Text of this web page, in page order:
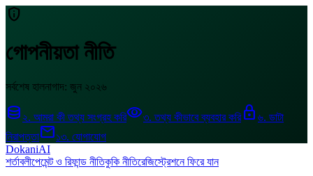
privacy_tip
গোপনীয়তা নীতি
সর্বশেষ হালনাগাদ: জুন ২০২৬
database ২. আমরা কী তথ্য সংগ্রহ করিvisibility৩. তথ্য কীভাবে ব্যবহার করিlock ৬. ডাটা
নিরাপত্তাmail১৩. যোগাযোগ
DokaniAI
শর্তাবলীপেমেন্ট ও রিফান্ড নীতিকুকি নীতিরেজিস্ট্রেশনে ফিরে যান